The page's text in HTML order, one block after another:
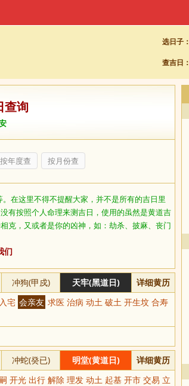
选日子：
查吉日：
查询
按年度查 按月份查
在这里不得不提醒大家，并不是所有的吉日里
有按照个人命理来测吉日，使用的虽然是黄道吉
克，又或者是你的凶神，如：劫杀、披麻、丧门
们
冲狗(甲戍) 天牢(黑道日) 详细黄历
宅 会亲友 求医 治病 动土 破土 开生坟 合寿
冲蛇(癸已) 明堂(黄道日) 详细黄历
开光 出行 解除 理发 动土 起基 开市 交易 立